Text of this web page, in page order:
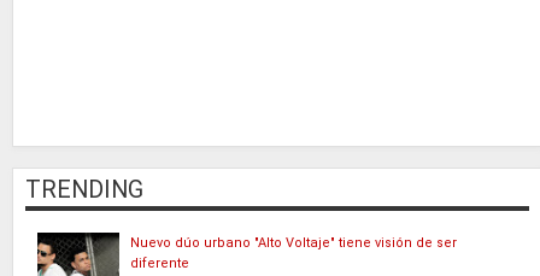
TRENDING
Nuevo dúo urbano "Alto Voltaje" tiene visión de ser
diferente